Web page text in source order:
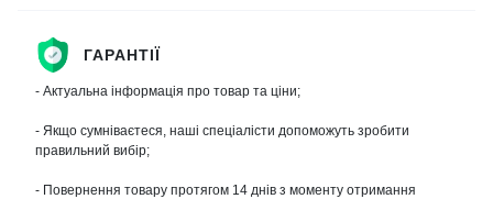
ГАРАНТІЇ
- Актуальна інформація про товар та ціни;
- Якщо сумніваєтеся, наші спеціалісти допоможуть зробити
правильний вибір;
- Повернення товару протягом 14 днів з моменту отримання